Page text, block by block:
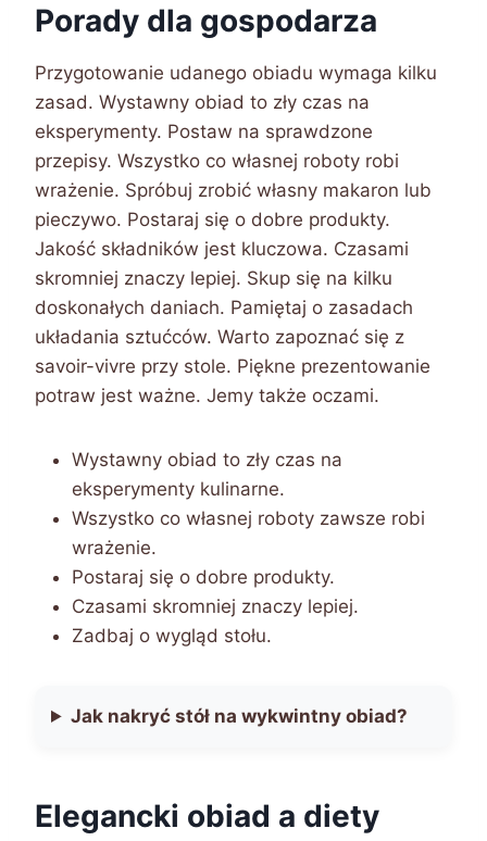
Porady dla gospodarza
Przygotowanie udanego obiadu wymaga kilku
zasad. Wystawny obiad to zły czas na
eksperymenty. Postaw na sprawdzone
przepisy. Wszystko co własnej roboty robi
wrażenie. Spróbuj zrobić własny makaron lub
pieczywo. Postaraj się o dobre produkty.
Jakość składników jest kluczowa. Czasami
skromniej znaczy lepiej. Skup się na kilku
doskonałych daniach. Pamiętaj o zasadach
układania sztućców. Warto zapoznać się z
savoir-vivre przy stole. Piękne prezentowanie
potraw jest ważne. Jemy także oczami.
Wystawny obiad to zły czas na
eksperymenty kulinarne.
Wszystko co własnej roboty zawsze robi
wrażenie.
Postaraj się o dobre produkty.
Czasami skromniej znaczy lepiej.
Zadbaj o wygląd stołu.
Jak nakryć stół na wykwintny obiad?
Elegancki obiad a diety